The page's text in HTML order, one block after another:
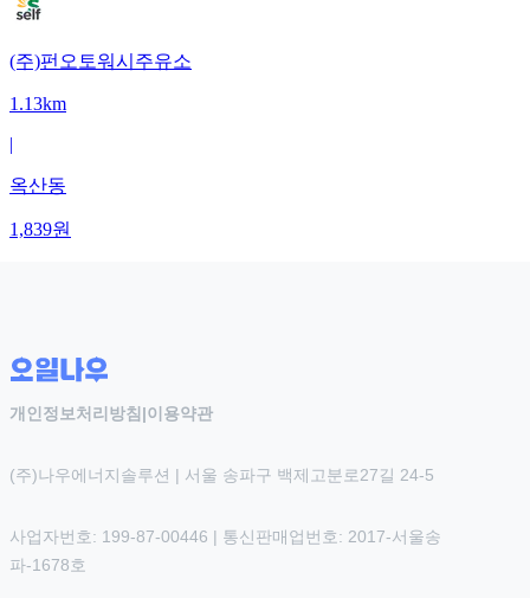
(주)펀오토워시주유소
1.13km
|
옥산동
1,839원
개인정보처리방침 |이용약관
(주)나우에너지솔루션 | 서울 송파구 백제고분로27길 24-5
사업자번호: 199-87-00446 | 통신판매업번호: 2017-서울송
파-1678호